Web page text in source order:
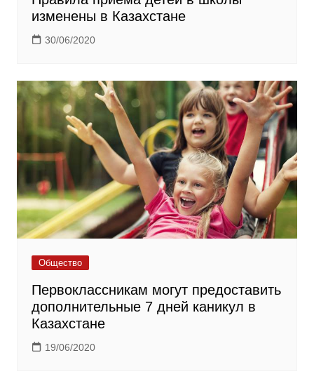
изменены в Казахстане
30/06/2020
Общество
Первоклассникам могут предоставить
дополнительные 7 дней каникул в
Казахстане
19/06/2020